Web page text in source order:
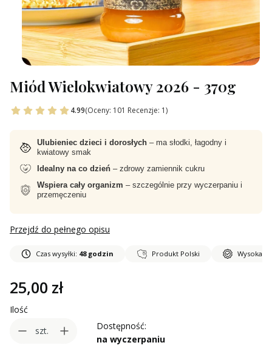
Miód Wielokwiatowy 2026 - 370g
4.99(Oceny: 101 Recenzje: 1)
Ulubieniec dzieci i dorosłych – ma słodki, łagodny i
kwiatowy smak
Idealny na co dzień – zdrowy zamiennik cukru
Wspiera cały organizm – szczególnie przy wyczerpaniu i
przemęczeniu
Przejdź do pełnego opisu
Czas wysyłki: 48 godzin Produkt Polski Wysoka
Cena
25,00 zł
Ilość
szt.
Dostępność:
na wyczerpaniu